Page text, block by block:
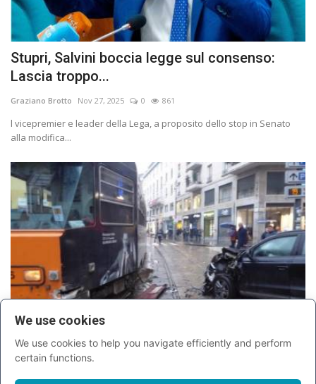
Stupri, Salvini boccia legge sul consenso:
Lascia troppo...
Graziano Brotto Nov 27, 2025 0 861
l vicepremier e leader della Lega, a proposito dello stop in Senato
alla modifica...
Auto si scontra con tram in centro a Milano:
We use cookies
We use cookies to help you navigate efficiently and perform
certain functions.